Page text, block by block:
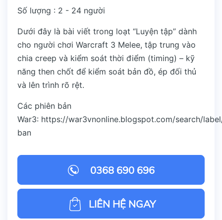
Số lượng : 2 - 24 người
Dưới đây là bài viết trong loạt “Luyện tập” dành
cho người chơi Warcraft 3 Melee, tập trung vào
chia creep và kiểm soát thời điểm (timing) – kỹ
năng then chốt để kiểm soát bản đồ, ép đối thủ
và lên trình rõ rệt.
Các phiên bản
War3: https://war3vnonline.blogspot.com/search/
ban
0368 690 696
LIÊN HỆ NGAY